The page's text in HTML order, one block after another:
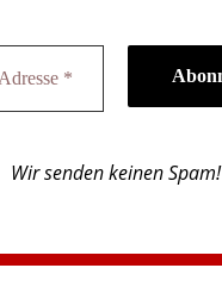
Wir senden keinen Spam!